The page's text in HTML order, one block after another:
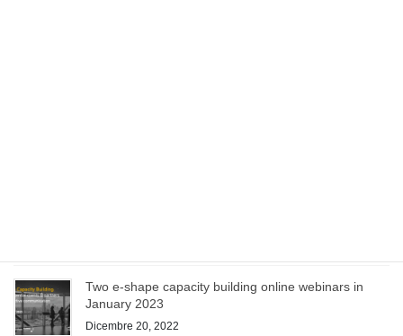
Two e-shape capacity building online webinars in
January 2023
Dicembre 20, 2022